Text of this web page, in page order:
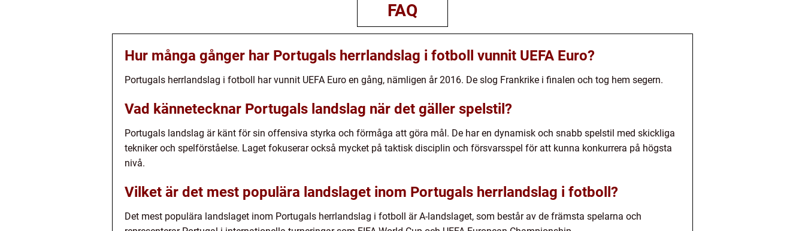
FAQ
Hur många gånger har Portugals herrlandslag i fotboll vunnit UEFA Euro?
Portugals herrlandslag i fotboll har vunnit UEFA Euro en gång, nämligen år 2016. De slog Frankrike i finalen och tog hem segern.
Vad kännetecknar Portugals landslag när det gäller spelstil?
Portugals landslag är känt för sin offensiva styrka och förmåga att göra mål. De har en dynamisk och snabb spelstil med skickliga
tekniker och spelförståelse. Laget fokuserar också mycket på taktisk disciplin och försvarsspel för att kunna konkurrera på högsta
nivå.
Vilket är det mest populära landslaget inom Portugals herrlandslag i fotboll?
Det mest populära landslaget inom Portugals herrlandslag i fotboll är A-landslaget, som består av de främsta spelarna och